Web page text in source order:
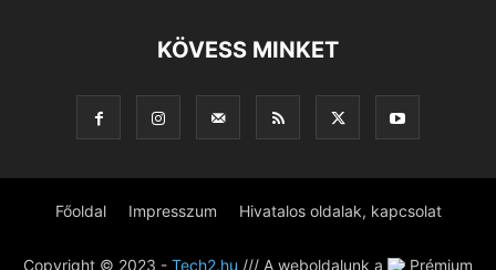
KÖVESS MINKET
Főoldal Impresszum Hivatalos oldalak, kapcsolat
Copyright © 2023 - Tech2.hu /// A weboldalunk a Prémium